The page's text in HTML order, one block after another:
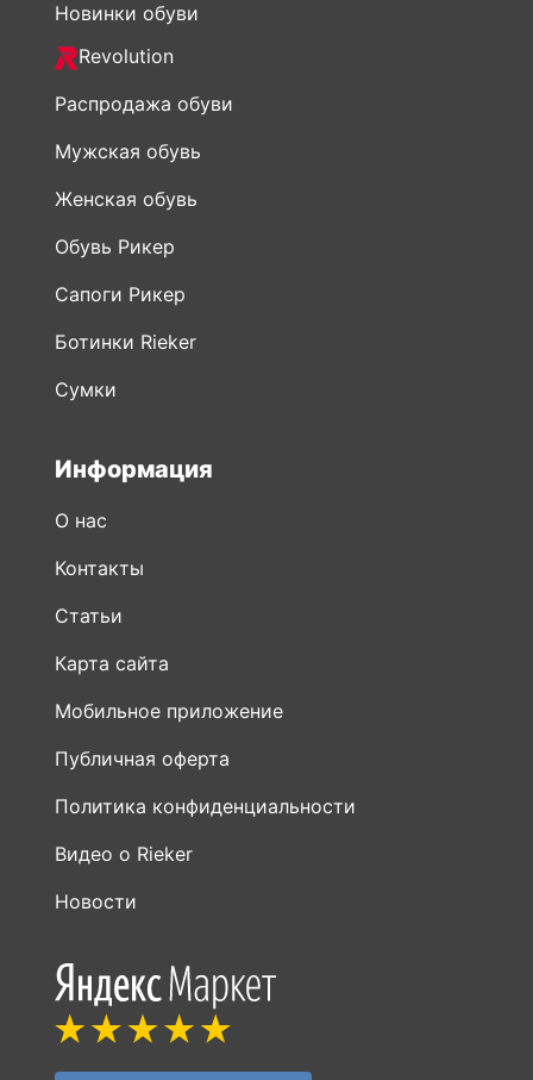
Новинки обуви
Revolution
Распродажа обуви
Мужская обувь
Женская обувь
Обувь Рикер
Сапоги Рикер
Ботинки Rieker
Сумки
Информация
О нас
Контакты
Статьи
Карта сайта
Мобильное приложение
Публичная оферта
Политика конфиденциальности
Видео о Rieker
Новости